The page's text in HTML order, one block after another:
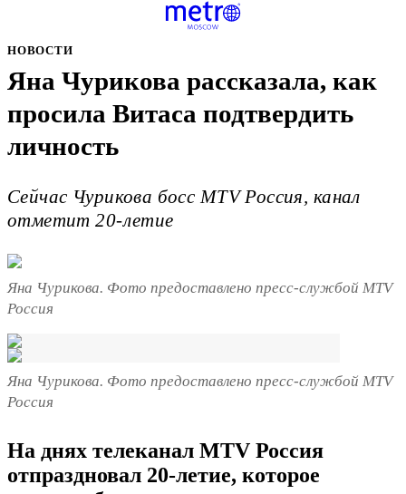
НОВОСТИ
Яна Чурикова рассказала, как
просила Витаса подтвердить
личность
Сейчас Чурикова босс MTV Россия, канал
отметит 20-летие
Яна Чурикова. Фото предоставлено пресс-службой MTV
Россия
Яна Чурикова. Фото предоставлено пресс-службой MTV
Россия
На днях телеканал MTV Россия
отпраздновал 20-летие, которое